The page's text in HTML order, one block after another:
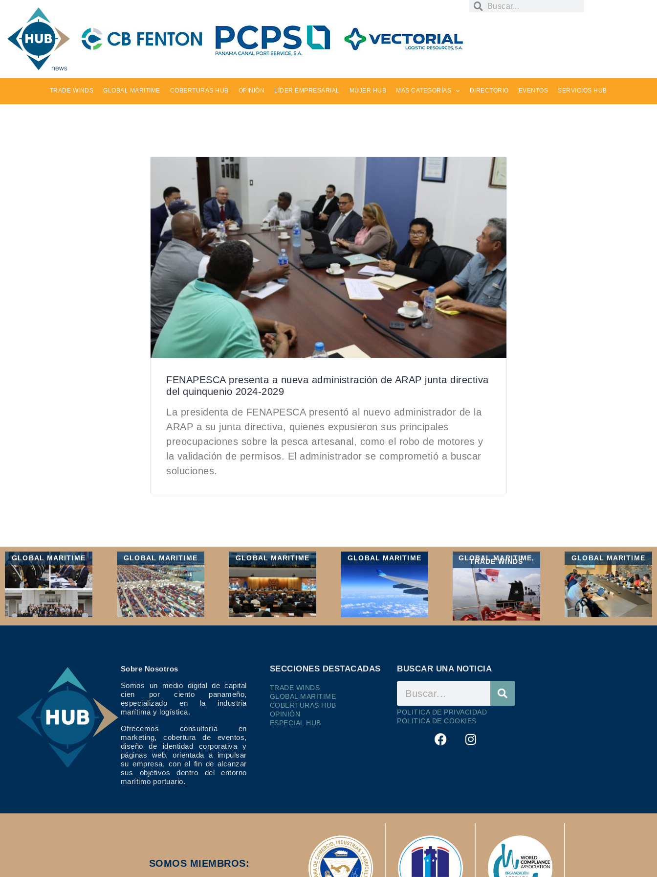
TRADE WINDS GLOBAL MARITIME COBERTURAS HUB OPINIÓN LÍDER EMPRESARIAL MUJER HUB MAS CATEGORÍAS DIRECTORIO EVENTOS SERVICIOS HUB
FENAPESCA presenta a nueva administración de ARAP junta directiva
del quinquenio 2024-2029
La presidenta de FENAPESCA presentó al nuevo administrador de la
ARAP a su junta directiva, quienes expusieron sus principales
preocupaciones sobre la pesca artesanal, como el robo de motores y
la validación de permisos. El administrador se comprometió a buscar
soluciones.
GLOBAL MARITIME GLOBAL MARITIME GLOBAL MARITIME GLOBAL MARITIME GLOBAL MARITIME,
TRADE WINDS GLOBAL MARITIME
Sobre Nosotros
Somos un medio digital de capital
cien por ciento panameño,
especializado en la industria
marítima y logística.
Ofrecemos consultoría en
marketing, cobertura de eventos,
diseño de identidad corporativa y
páginas web, orientada a impulsar
su empresa, con el fin de alcanzar
sus objetivos dentro del entorno
marítimo portuario.
SECCIONES DESTACADAS
TRADE WINDS
GLOBAL MARITIME
COBERTURAS HUB
OPINIÓN
ESPECIAL HUB
BUSCAR UNA NOTICIA
POLITICA DE PRIVACIDAD
POLITICA DE COOKIES
SOMOS MIEMBROS: